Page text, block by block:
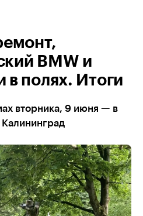
BMW и
в полях. Итоги
вторника, 9 июня — в